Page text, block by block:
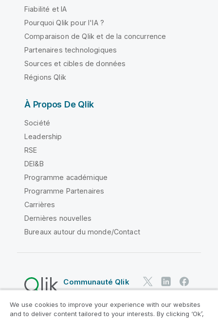
Fiabilité et IA
Pourquoi Qlik pour l'IA ?
Comparaison de Qlik et de la concurrence
Partenaires technologiques
Sources et cibles de données
Régions Qlik
À Propos De Qlik
Société
Leadership
RSE
DEI&B
Programme académique
Programme Partenaires
Carrières
Dernières nouvelles
Bureaux autour du monde/Contact
Communauté Qlik
Contrats juridiques
We use cookies to improve your experience with our websites
and to deliver content tailored to your interests. By clicking ‘Ok’,